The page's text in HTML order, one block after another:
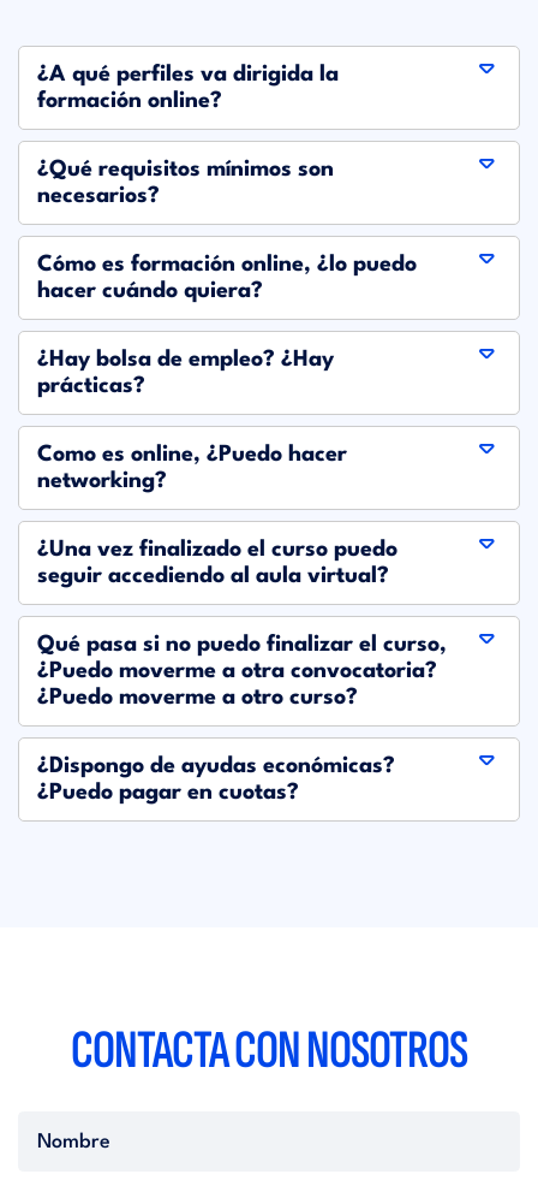
¿A qué perfiles va dirigida la
formación online?
¿Qué requisitos mínimos son
necesarios?
Cómo es formación online, ¿lo puedo
hacer cuándo quiera?
¿Hay bolsa de empleo? ¿Hay
prácticas?
Como es online, ¿Puedo hacer
networking?
¿Una vez finalizado el curso puedo
seguir accediendo al aula virtual?
Qué pasa si no puedo finalizar el curso,
¿Puedo moverme a otra convocatoria?
¿Puedo moverme a otro curso?
¿Dispongo de ayudas económicas?
¿Puedo pagar en cuotas?
CONTACTA CONNOSOTROS